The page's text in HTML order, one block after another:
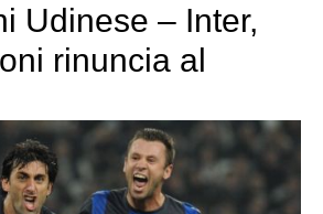
Udinese – Inter,
rinuncia al